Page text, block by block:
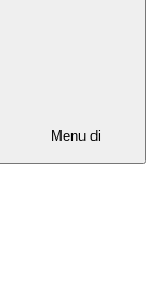
Menu di